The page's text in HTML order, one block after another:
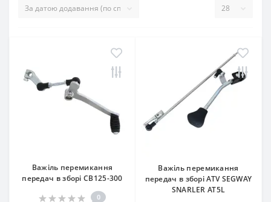
Важіль перемикання
передач в зборі CB125-300
0
Важіль перемикання
передач в зборі ATV SEGWAY
SNARLER AT5L